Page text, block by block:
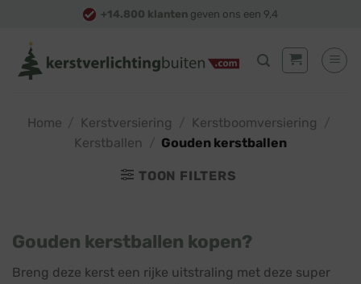
content
+14.800 klanten geven ons een 9,4
Home Kerstversiering Kerstboomversiering
Kerstballen
Gouden kerstballen
TOON FILTERS
Gouden kerstballen kopen?
Breng deze kerst een rijke uitstraling met deze super